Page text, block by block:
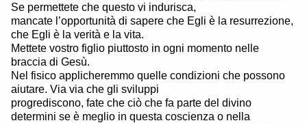
Se permettete che questo vi indurisca,
mancate l’opportunità di sapere che Egli è la resurrezione,
che Egli è la verità e la vita.
Mettete vostro figlio piuttosto in ogni momento nelle
braccia di Gesù.
Nel fisico applicheremmo quelle condizioni che possono
aiutare. Via via che gli sviluppi
progrediscono, fate che ciò che fa parte del divino
determini se è meglio in questa coscienza o nella